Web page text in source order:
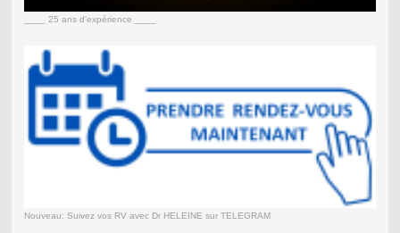
____ 25 ans d'expérience ____
Nouveau: Suivez vos RV avec Dr HELEINE sur TELEGRAM